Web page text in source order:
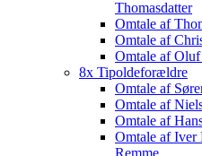
Thomasdatter
Omtale af
Omtale af
Omtale af Oluf
8x Tipoldeforældre
Omtale af
Omtale af
Omtale af
Omtale af Iver
Remme